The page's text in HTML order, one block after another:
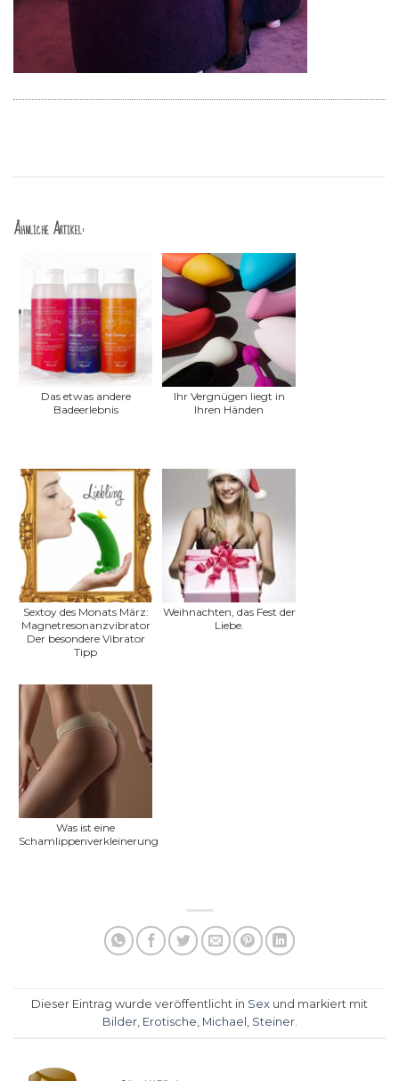
Ähnliche Artikel:
Das etwas andere
Badeerlebnis
Ihr Vergnügen liegt in
Ihren Händen
Sextoy des Monats März:
Magnetresonanzvibrator
Der besondere Vibrator
Tipp
Weihnachten, das Fest der
Liebe.
Was ist eine
Schamlippenverkleinerung?
Dieser Eintrag wurde veröffentlicht in Sex und markiert mit
Bilder, Erotische Michael Steiner.